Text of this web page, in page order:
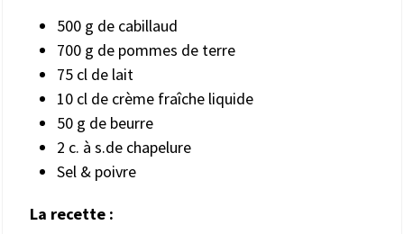
500 g de cabillaud
700 g de pommes de terre
75 cl de lait
10 cl de crème fraîche liquide
50 g de beurre
2 c. à s.de chapelure
Sel & poivre
La recette :